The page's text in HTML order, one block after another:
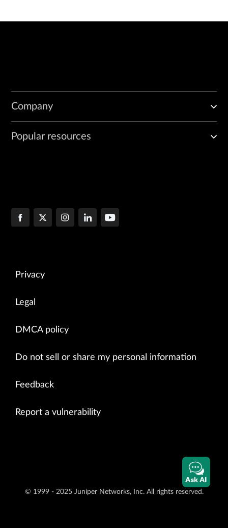
Company
Popular resources
Privacy
Legal
DMCA policy
Do not sell or share my personal information
Feedback
Report a vulnerability
© 1999 - 2025 Juniper Networks, Inc. All rights reserved.
Ask AI